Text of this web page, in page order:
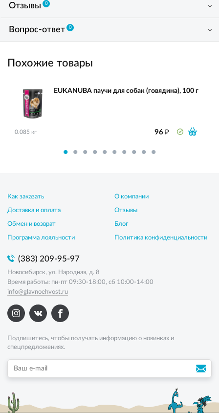
Отзывы 0
Вопрос-ответ 0
Похожие товары
EUKANUBA паучи для собак (говядина), 100 г
0.085 кг 96₽
Как заказать
Доставка и оплата
Обмен и возврат
Программа лояльности
О компании
Отзывы
Блог
Политика конфиденциальности
(383) 209-95-97
Новосибирск, ул. Народная, д. 8
Время работы: пн-пт 09:30-18:00, сб 10:00-14:00
info@glavnoehvost.ru
Подпишитесь, чтобы получать информацию о новинках и
спецпредложениях.